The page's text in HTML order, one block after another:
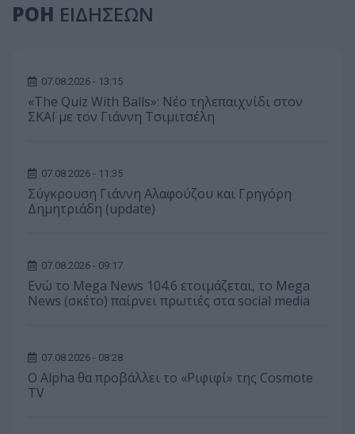
ΡΟΗ ΕΙΔΗΣΕΩΝ
07.08.2026 - 13:15
«The Quiz With Balls»: Νέο τηλεπαιχνίδι στον
ΣΚΑΪ με τον Γιάννη Τσιμιτσέλη
07.08.2026 - 11:35
Σύγκρουση Γιάννη Αλαφούζου και Γρηγόρη
Δημητριάδη (update)
07.08.2026 - 09:17
Ενώ το Mega News 104.6 ετοιμάζεται, το Mega
News (σκέτο) παίρνει πρωτιές στα social media
07.08.2026 - 08:28
Ο Alpha θα προβάλλει το «Ριφιφί» της Cosmote
TV